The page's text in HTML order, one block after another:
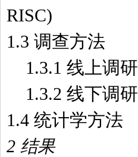
RISC)
1.3 调查方法
1.3.1 线上调研
1.3.2 线下调研
1.4 统计学方法
2 结果